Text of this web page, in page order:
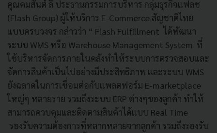
คุณคมสันต์ ลี ประธานกรรมการบริหาร กลุ่มธุรกิจแฟลช
(Flash Group) ผู้ให้บริการ E-Commerce สัญชาติไทย
แบบครบวงจร กล่าวว่า “ Flash Fulfillment ได้พัฒนา
ระบบ WMS หรือ Warehouse Management System ที่
ใช้บริหารจัดการภายในคลังทำให้ระบบการตรวจสอบและ
จัดการสินค้าเป็นไปอย่างมีประสิทธิภาพ และระบบ WMS
ยังฉลาดในการเชื่อมต่อกับแพลตฟอร์ม E-marketplace
ใหญ่ๆ หลายราย รวมถึงระบบ ERP ต่างๆของลูกค้า ทำให้
สามารถควบคุมและติดตามสินค้าได้แบบ Real Time
รองรับความต้องการที่หลากหลายจากลูกค้า รวมถึงรองรับ